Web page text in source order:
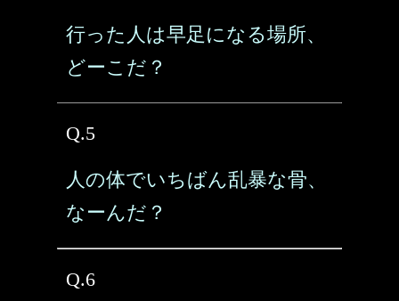
行った人は早足になる場所、
どーこだ？
Q.5
人の体でいちばん乱暴な骨、
なーんだ？
Q.6